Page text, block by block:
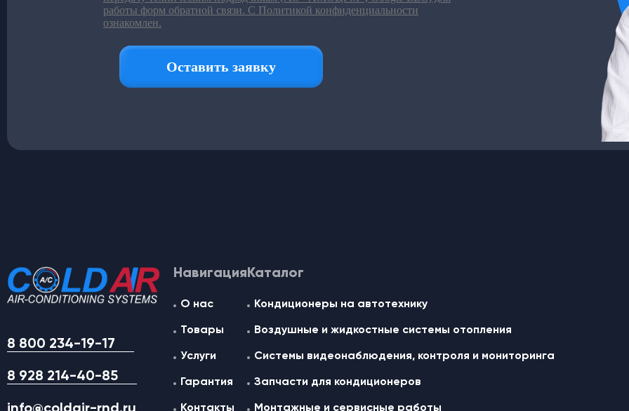
8 800 234-19-17
8 928 214-40-85
Навигация
О нас
Товары
Услуги
Гарантия
Контакты
Каталог
Кондиционеры на автотехнику
Воздушные и жидкостные cистемы отопления
Системы видеонаблюдения, контроля и мониторинга
Запчасти для кондиционеров
Монтажные и сервисные работы